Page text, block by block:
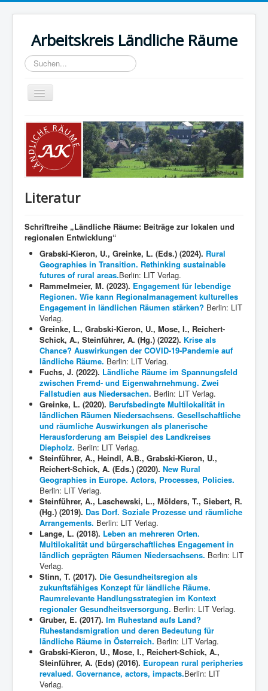
Arbeitskreis Ländliche Räume
Suchen...
Toggle
Navigation
Home
Ziele und Aufgaben
Sprecherkreis
Mitglieder
Literatur
Impressum & DSGVO
Kontakt
Literatur
Schriftreihe „Ländliche Räume: Beiträge zur lokalen und
regionalen Entwicklung“
Grabski-Kieron, U., Greinke, L. (Eds.) (2024). Rural
Geographies in Transition. Rethinking sustainable
futures of rural areas.Berlin: LIT Verlag.
Rammelmeier, M. (2023). Engagement für lebendige
Regionen. Wie kann Regionalmanagement kulturelles
Engagement in ländlichen Räumen stärken? Berlin: LIT
Verlag.
Greinke, L., Grabski-Kieron, U., Mose, I., Reichert-
Schick, A., Steinführer, A. (Hg.) (2022). Krise als
Chance? Auswirkungen der COVID-19-Pandemie auf
ländliche Räume. Berlin: LIT Verlag.
Fuchs, J. (2022). Ländliche Räume im Spannungsfeld
zwischen Fremd- und Eigenwahrnehmung. Zwei
Fallstudien aus Niedersachen. Berlin: LIT Verlag.
Greinke, L. (2020). Berufsbedingte Multilokalität in
ländlichen Räumen Niedersachsens. Gesellschaftliche
und räumliche Auswirkungen als planerische
Herausforderung am Beispiel des Landkreises
Diepholz. Berlin: LIT Verlag.
Steinführer, A., Heindl, A.B., Grabski-Kieron, U.,
Reichert-Schick, A. (Eds.) (2020). New Rural
Geographies in Europe. Actors, Processes, Policies.
Berlin: LIT Verlag.
Steinführer, A., Laschewski, L., Mölders, T., Siebert, R.
(Hg.) (2019). Das Dorf. Soziale Prozesse und räumliche
Arrangements. Berlin: LIT Verlag.
Lange, L. (2018). Leben an mehreren Orten.
Multilokalität und bürgerschaftliches Engagement in
ländlich geprägten Räumen Niedersachsens. Berlin: LIT
Verlag.
Stinn, T. (2017). Die Gesundheitsregion als
zukunftsfähiges Konzept für ländliche Räume.
Raumrelevante Handlungsstrategien im Kontext
regionaler Gesundheitsversorgung. Berlin: LIT Verlag.
Gruber, E. (2017). Im Ruhestand aufs Land?
Ruhestandsmigration und deren Bedeutung für
ländliche Räume in Österreich. Berlin: LIT Verlag.
Grabski-Kieron, U., Mose, I., Reichert-Schick, A.,
Steinführer, A. (Eds) (2016). European rural peripheries
revalued. Governance, actors, impacts.Berlin: LIT
Verlag.